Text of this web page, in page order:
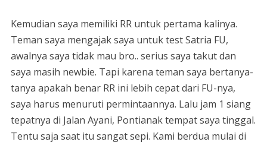
Kemudian saya memiliki RR untuk pertama kalinya.
Teman saya mengajak saya untuk test Satria FU,
awalnya saya tidak mau bro.. serius saya takut dan
saya masih newbie. Tapi karena teman saya bertanya-
tanya apakah benar RR ini lebih cepat dari FU-nya,
saya harus menuruti permintaannya. Lalu jam 1 siang
tepatnya di Jalan Ayani, Pontianak tempat saya tinggal.
Tentu saja saat itu sangat sepi. Kami berdua mulai di